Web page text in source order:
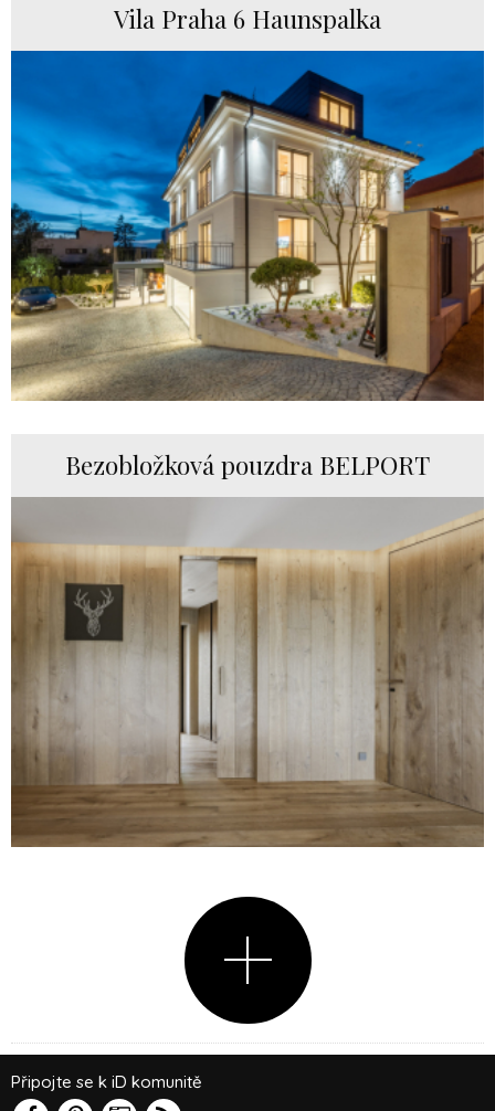
Vila Praha 6 Haunspalka
Bezobložková pouzdra BELPORT
Připojte se k iD komunitě